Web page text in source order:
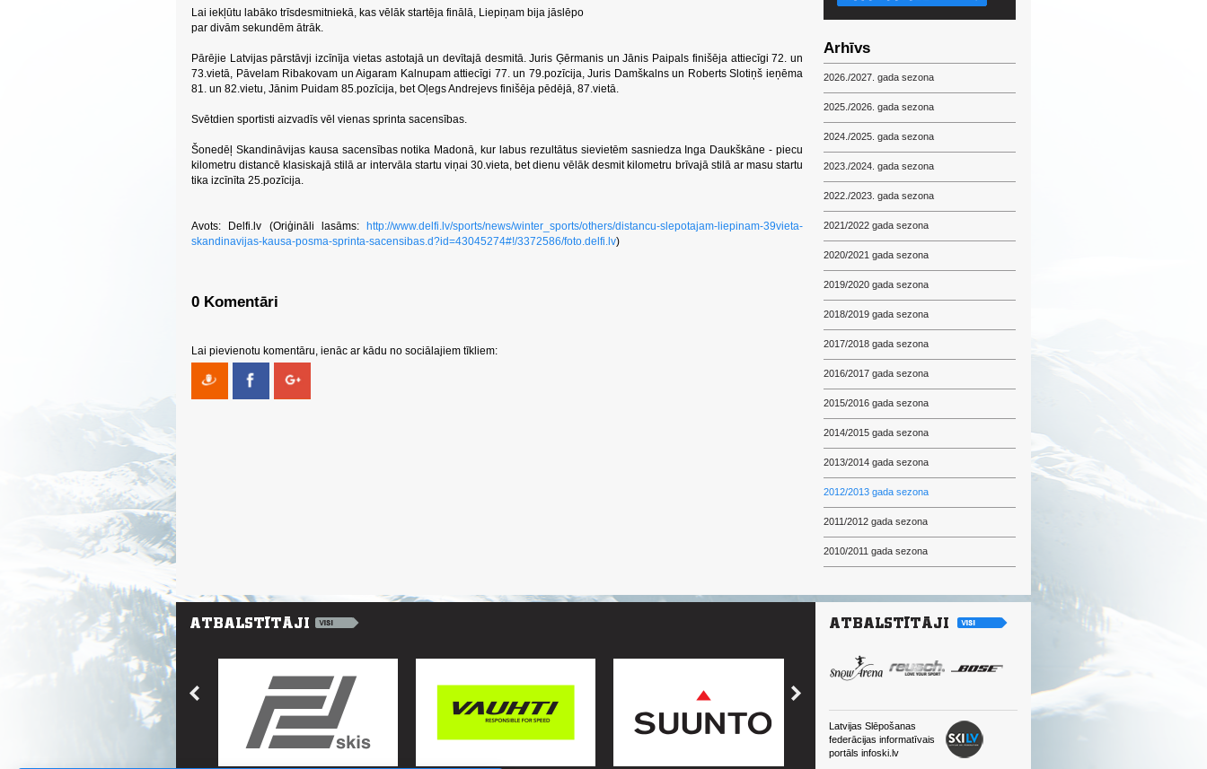
Lai iekļūtu labāko trīsdesmitniekā, kas vēlāk startēja finālā, Liepiņam bija jāslēpo
par divām sekundēm ātrāk.
Pārējie Latvijas pārstāvji izcīnīja vietas astotajā un devītajā desmitā. Juris Ģērmanis un Jānis Paipals finišēja attiecīgi 72. un
73.vietā, Pāvelam Ribakovam un Aigaram Kalnupam attiecīgi 77. un 79.pozīcija, Juris Damškalns un Roberts Slotiņš ieņēma
81. un 82.vietu, Jānim Puidam 85.pozīcija, bet Oļegs Andrejevs finišēja pēdējā, 87.vietā.
Svētdien sportisti aizvadīs vēl vienas sprinta sacensības.
Šonedēļ Skandināvijas kausa sacensības notika Madonā, kur labus rezultātus sievietēm sasniedza Inga Daukškāne - piecu
kilometru distancē klasiskajā stilā ar intervāla startu viņai 30.vieta, bet dienu vēlāk desmit kilometru brīvajā stilā ar masu startu
tika izcīnīta 25.pozīcija.
Avots: Delfi.lv (Oriģināli lasāms:
http://www.delfi.lv/sports/news/winter_sports/others/distancu-slepotajam-liepinam-39vieta-
skandinavijas-kausa-posma-sprinta-sacensibas.d?id=43045274#!/3372586/foto.delfi.lv)
0 Komentāri
Lai pievienotu komentāru, ienāc ar kādu no sociālajiem tīkliem:
Arhīvs
2026./2027. gada sezona
2025./2026. gada sezona
2024./2025. gada sezona
2023./2024. gada sezona
2022./2023. gada sezona
2021/2022 gada sezona
2020/2021 gada sezona
2019/2020 gada sezona
2018/2019 gada sezona
2017/2018 gada sezona
2016/2017 gada sezona
2015/2016 gada sezona
2014/2015 gada sezona
2013/2014 gada sezona
2012/2013 gada sezona
2011/2012 gada sezona
2010/2011 gada sezona
Latvijas Slēpošanas
federācijas informatīvais
portāls infoski.lv